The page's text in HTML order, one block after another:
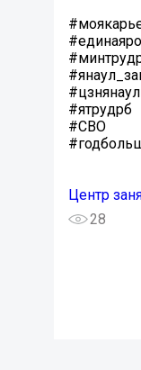
#цзнянаул
#ятрудрб
#СВО
Центр
28